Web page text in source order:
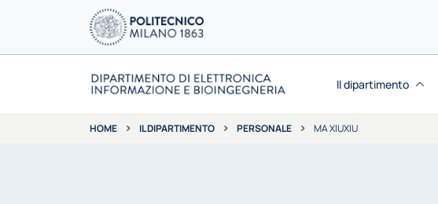
Il dipartimento
HOME IL DIPARTIMENTO PERSONALE MA XIUXIU